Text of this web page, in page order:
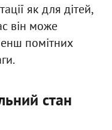
як для дітей,
він може
помітних
стан